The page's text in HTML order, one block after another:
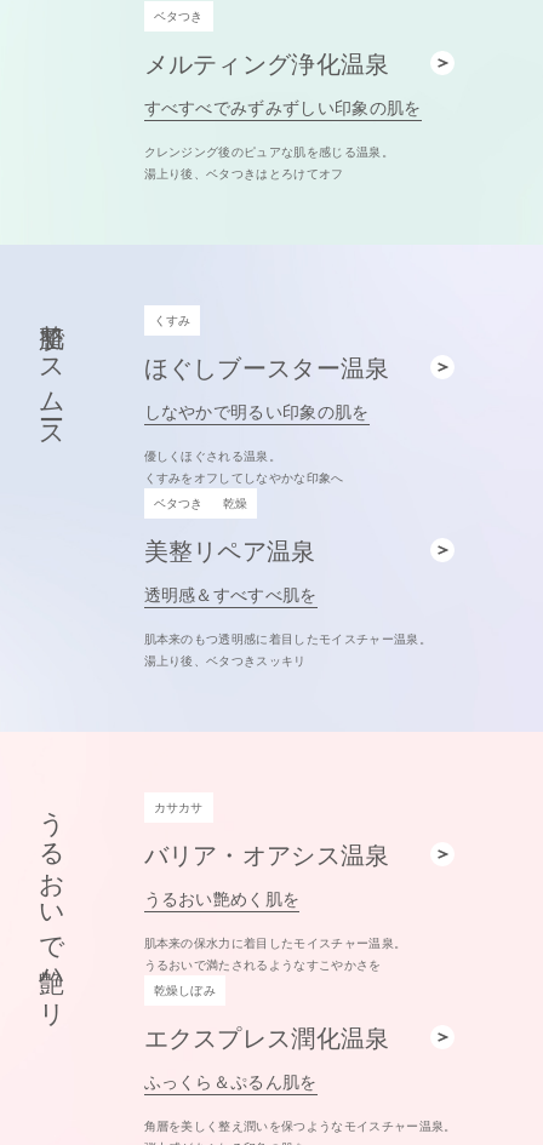
ベタつき
メルティング浄化温泉
すべすべでみずみずしい印象の肌を
クレンジング後のピュアな肌を感じる温泉。
湯上り後、ベタつきはとろけてオフ
整肌でスムース くすみ
ほぐしブースター温泉
しなやかで明るい印象の肌を
優しくほぐされる温泉。
くすみをオフしてしなやかな印象へ
ベタつき
乾燥
美整リペア温泉
透明感＆すべすべ肌を
肌本来のもつ透明感に着目したモイスチャー温泉。
湯上り後、ベタつきスッキリ
うるおいで艶ハリ カサカサ
バリア・オアシス温泉
うるおい艶めく肌を
肌本来の保水力に着目したモイスチャー温泉。
うるおいで満たされるようなすこやかさを
乾燥しぼみ
エクスプレス潤化温泉
ふっくら＆ぷるん肌を
角層を美しく整え潤いを保つようなモイスチャー温泉。